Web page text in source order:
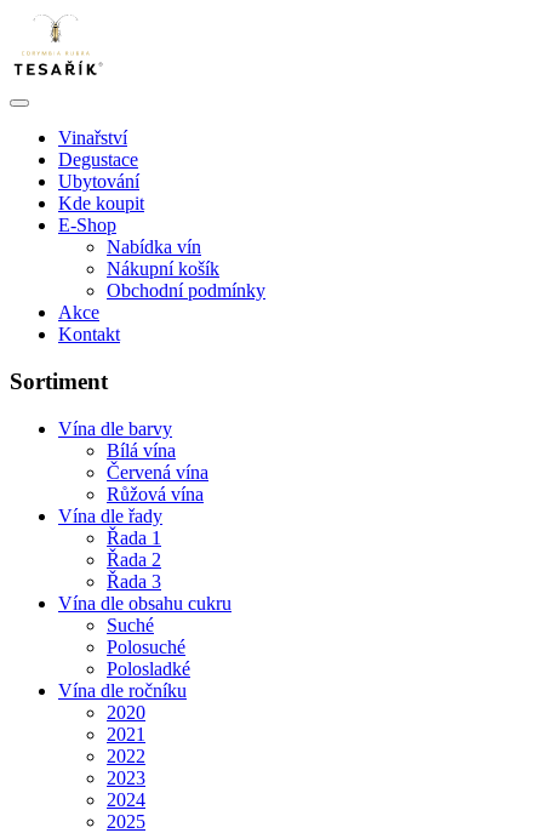
Vinařství
Degustace
Ubytování
Kde koupit
E-Shop
Nabídka vín
Nákupní košík
Obchodní podmínky
Akce
Kontakt
Sortiment
Vína dle barvy
Bílá vína
Červená vína
Růžová vína
Vína dle řady
Řada 1
Řada 2
Řada 3
Vína dle obsahu cukru
Suché
Polosuché
Polosladké
Vína dle ročníku
2020
2021
2022
2023
2024
2025